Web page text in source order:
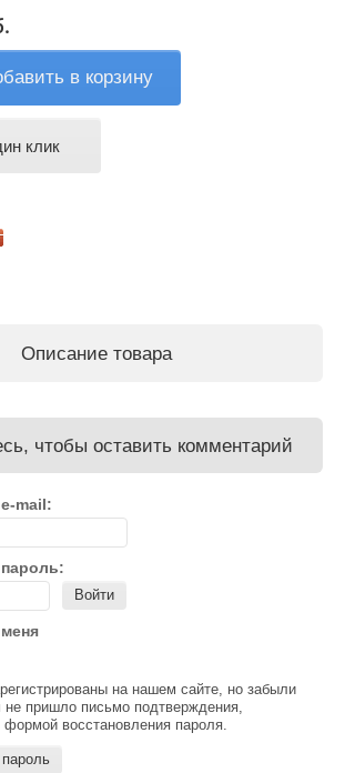
в корзину
клик
Описание товара
чтобы оставить комментарий
mail:
Войти
на нашем сайте, но забыли
пришло письмо подтверждения,
формой восстановления пароля.
пароль